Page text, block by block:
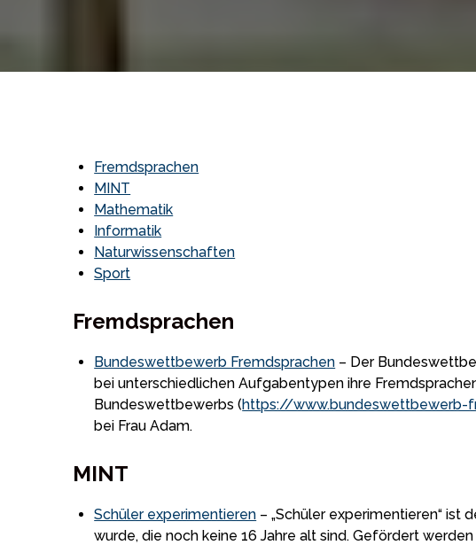
Fremdsprachen
MINT
Mathematik
Informatik
Naturwissenschaften
Sport
Fremdsprachen
Bundeswettbewerb Fremdsprachen – Der
bei unterschiedlichen Aufgabentypen ihre
Bundeswettbewerbs (https://www.bundeswettbewerb-
bei Frau Adam.
MINT
Schüler experimentieren – „Schüler experimentieren“
wurde, die noch keine 16 Jahre alt sind. Gefördert